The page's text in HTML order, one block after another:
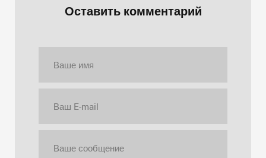
Оставить комментарий